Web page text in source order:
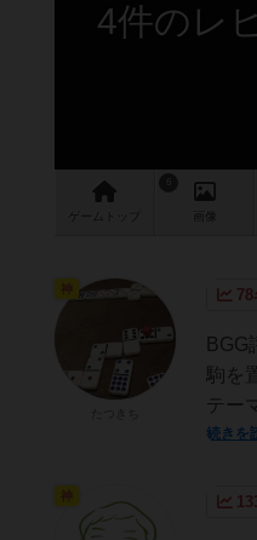
4件のレ
ゲーム 画像
78
BGG
駒を
テー
続きを